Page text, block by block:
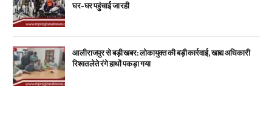
घर-घर पहुंचाई जा रही
आलीराजपुर से बड़ी खबर: लोकायुक्त की बड़ी कार्रवाई, खाद्य अधिकारी
रिश्वत लेते रंगे हाथों पकड़ा गया